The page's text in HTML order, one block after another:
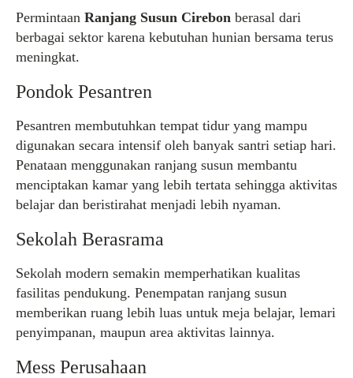
Permintaan Ranjang Susun Cirebon berasal dari
berbagai sektor karena kebutuhan hunian bersama terus
meningkat.
Pondok Pesantren
Pesantren membutuhkan tempat tidur yang mampu
digunakan secara intensif oleh banyak santri setiap hari.
Penataan menggunakan ranjang susun membantu
menciptakan kamar yang lebih tertata sehingga aktivitas
belajar dan beristirahat menjadi lebih nyaman.
Sekolah Berasrama
Sekolah modern semakin memperhatikan kualitas
fasilitas pendukung. Penempatan ranjang susun
memberikan ruang lebih luas untuk meja belajar, lemari
penyimpanan, maupun area aktivitas lainnya.
Mess Perusahaan